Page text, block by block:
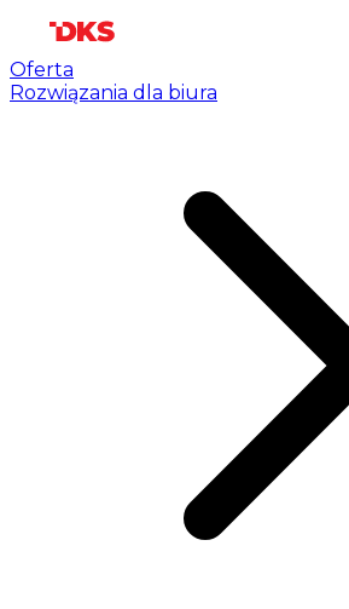
Oferta
Rozwiązania dla biura